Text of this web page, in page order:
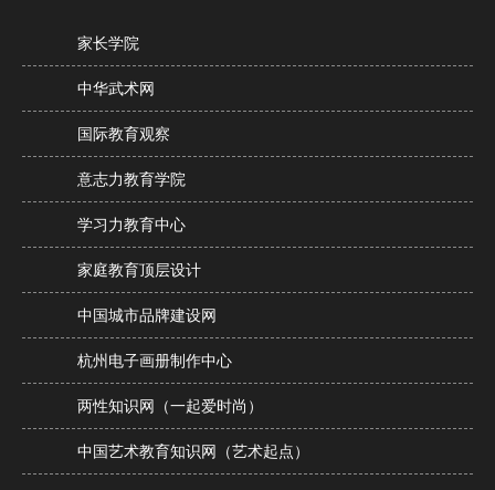
家长学院
中华武术网
国际教育观察
意志力教育学院
学习力教育中心
家庭教育顶层设计
中国城市品牌建设网
杭州电子画册制作中心
两性知识网（一起爱时尚）
中国艺术教育知识网（艺术起点）